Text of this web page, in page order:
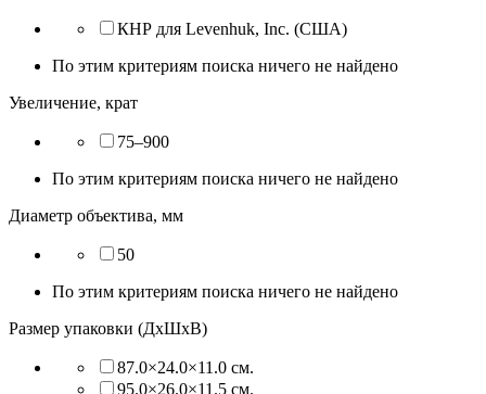
КНР для Levenhuk, Inc. (США)
По этим критериям поиска ничего не найдено
Увеличение, крат
75–900
По этим критериям поиска ничего не найдено
Диаметр объектива, мм
50
По этим критериям поиска ничего не найдено
Размер упаковки (ДхШхВ)
87.0×24.0×11.0 см.
95.0×26.0×11.5 см.